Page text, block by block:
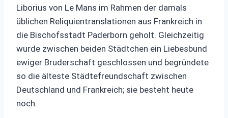
Liborius von Le Mans im Rahmen der damals
üblichen Reliquientranslationen aus Frankreich in
die Bischofsstadt Paderborn geholt. Gleichzeitig
wurde zwischen beiden Städtchen ein Liebesbund
ewiger Bruderschaft geschlossen und begründete
so die älteste Städtefreundschaft zwischen
Deutschland und Frankreich; sie besteht heute
noch.